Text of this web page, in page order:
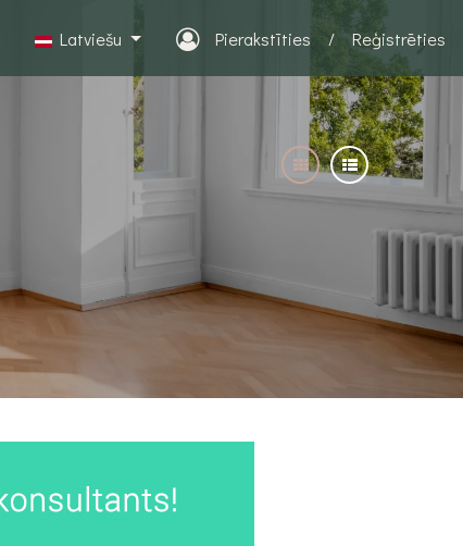
Latviešu Pierakstīties / Reģistrēties